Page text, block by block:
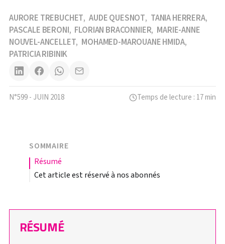
AURORE TREBUCHET,AUDE QUESNOT, TANIA HERRERA,
PASCALE BERONI, FLORIAN BRACONNIER, MARIE-ANNE
NOUVEL-ANCELLET, MOHAMED-MAROUANE HMIDA,
PATRICIA RIBINIK
N°599 - JUIN 2018 Temps de lecture : 17 min
SOMMAIRE
résumé
Cet article est réservé à nos abonnés
RÉSUMÉ